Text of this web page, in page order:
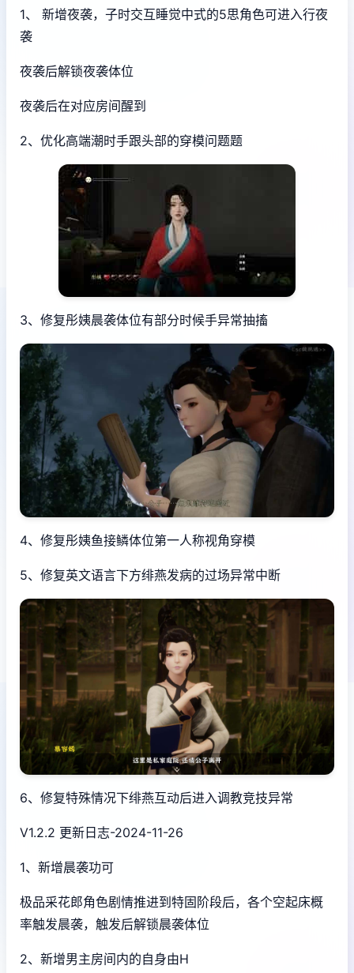
1、 新增夜袭，子时交互睡觉中式的5思角色可进入行夜
袭
夜袭后解锁夜袭体位
夜袭后在对应房间醒到
2、优化高端潮时手跟头部的穿模问题题
3、修复彤姨晨袭体位有部分时候手异常抽搐
4、修复彤姨鱼接鳞体位第一人称视角穿模
5、修复英文语言下方绯燕发病的过场异常中断
6、修复特殊情况下绯燕互动后进入调教竞技异常
V1.2.2 更新日志-2024-11-26
1、新增晨袭功可
极品采花郎角色剧情推进到特固阶段后，各个空起床概
率触发晨袭，触发后解锁晨袭体位
2、新增男主房间内的自身由H